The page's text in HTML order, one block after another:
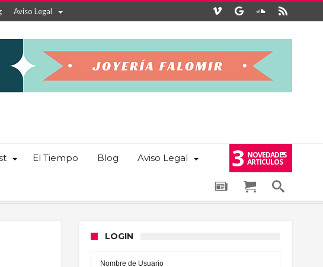
Aviso Legal
El Tiempo Blog Aviso Legal 3 NOVEDADES
ARTICULOS
LOGIN